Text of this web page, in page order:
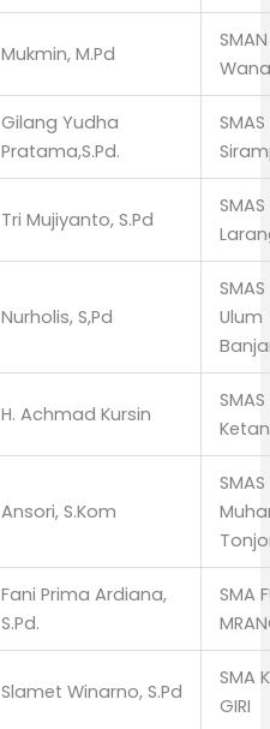
Mukmin, M.Pd
SMAN
Gilang Yudha
Pratama,S.Pd.
Tri Mujiyanto, S.Pd
SMAS
Nurholis, S,Pd
Ulum
H. Achmad Kursin
Ansori, S.Kom
SMAS
Fani Prima Ardiana,
S.Pd.
SMA
Slamet Winarno, S.Pd
SMA
GIRI